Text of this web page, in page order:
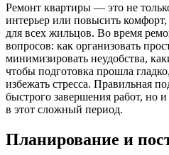
Ремонт квартиры — это не
интерьер или повысить
для всех жильцов. Во время
вопросов: как организовать
минимизировать неудобства,
чтобы подготовка прошла
избежать стресса. Правильная
быстрого завершения работ, но
в этот сложный период.
Планирование и